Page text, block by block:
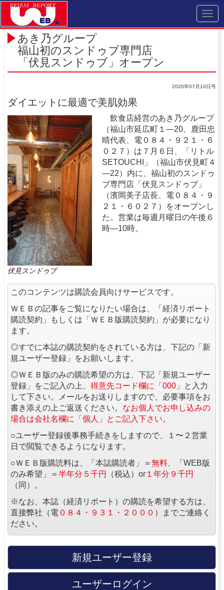
あき乃グループ
福山初のスンドゥブ専門店
「伏見スンドゥブ」オープン
2020年07月10日号
ダイエットに最適で美肌効果
伏見スンドゥブ
飲食店経営のあき乃グループ
（福山市延広町１―20、鹿田忠
晴代表、電０８４・９２１・６
０２７）は７月６日、「リトル
SETOUCHI」（福山市伏見町４
―22）内に、福山初のスンドゥ
ブ専門店「伏見スンドゥブ」
（濱岡美子店長、電０８４・９
２１・６０２７）をオープンし
た。営業は毎週月曜日の午後６
時―10時。
このコンテンツは購読会員向けサービスです。
ＷＥＢの記事をご覧になりたい場合は、「経済リポート
購読契約」もしくは「ＷＥＢ版購読契約」が必要になり
ます。
◎すでに本誌の購読契約をされている方は、下記の「新
規ユーザー登録」をお願いします。
◎ＷＥＢ版のみの購読希望の方は、下記「新規ユーザー
登録」をご記入の上、 得意先コード欄に「000」
と入力
して下さい。メールをお送りしますので、必要事項をお
書き添えの上ご返送ください。 なお個人でお申し込みの
場合は会社名欄に「個人」とご記入下さい。
○ユーザー登録後事務手続きをしますので、１〜２営業
日で閲覧できるようになります。
○ＷＥＢ版購読料は、「本誌購読者」＝ 無料 、「WEB版
のみ希望」＝ 半年分５千円 （税込）or １年分９千円
（同）。
※なお、本誌（経済リポート）の購読を希望する方は、
直接弊社（電 ０８４・９３１・２０００ ）までご連絡く
ださい。
新規ユーザー登録
ユーザーログイン